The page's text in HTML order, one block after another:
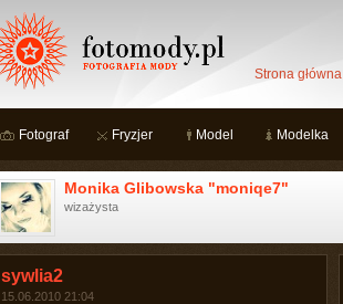
Strona główna
Fotograf Fryzjer Model Modelka
Monika Glibowska "moniqe7"
wizażysta
sywlia2
15.06.2010 21:04